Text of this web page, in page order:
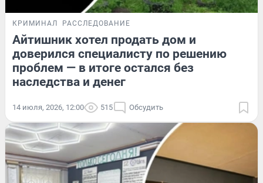
КРИМИНАЛ РАССЛЕДОВАНИЕ
Айтишник хотел продать дом и
доверился специалисту по решению
проблем — в итоге остался без
наследства и денег
14 июля, 2026, 12:00 515 Обсудить